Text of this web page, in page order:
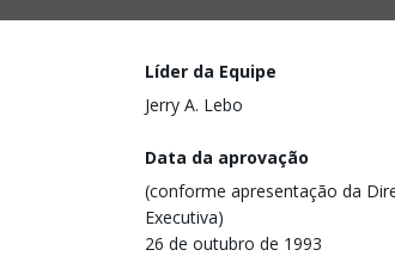
Líder da Equipe
Jerry A. Lebo
Data da aprovação
(conforme apresentação da
Executiva)
26 de outubro de 1993